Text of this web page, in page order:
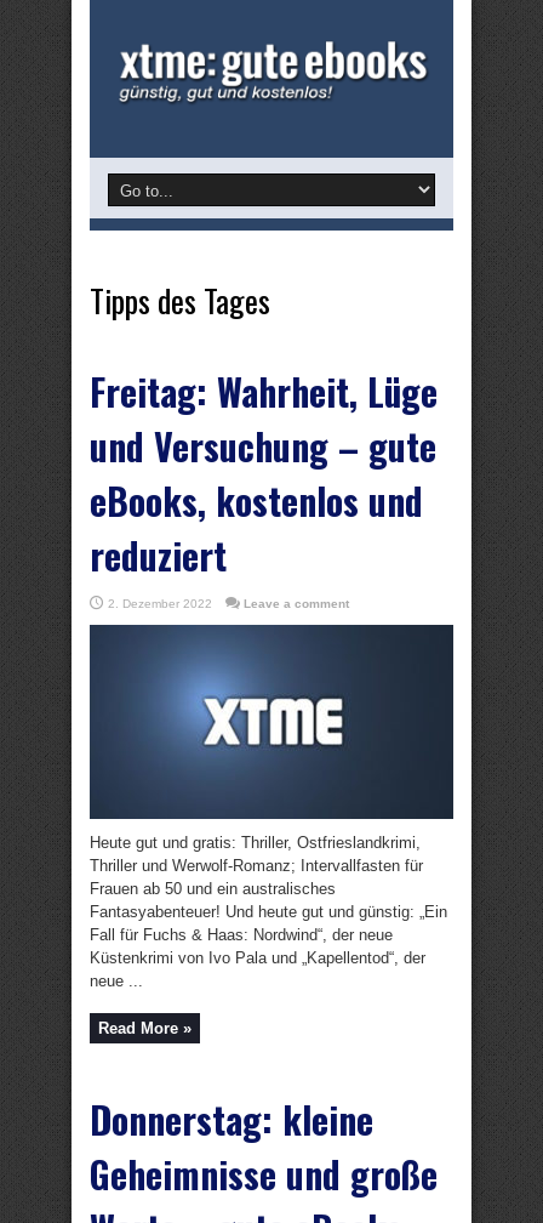
Tipps des Tages
Freitag: Wahrheit, Lüge
und Versuchung – gute
eBooks, kostenlos und
reduziert
2. Dezember 2022 Leave a comment
Heute gut und gratis: Thriller, Ostfrieslandkrimi,
Thriller und Werwolf-Romanz; Intervallfasten für
Frauen ab 50 und ein australisches
Fantasyabenteuer! Und heute gut und günstig: „Ein
Fall für Fuchs & Haas: Nordwind“, der neue
Küstenkrimi von Ivo Pala und „Kapellentod“, der
neue ...
Read More »
Donnerstag: kleine
Geheimnisse und große